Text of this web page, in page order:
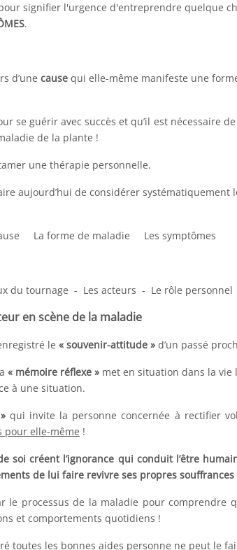
signifier l'urgence d'entreprendre quelque
.
d’une cause qui elle-même manifeste une
se guérir avec succès et qu’il est nécessaire
de la plante !
une thérapie personnelle.
aujourd’hui de considérer systématiquement
La forme de maladie Les symptômes
du tournage - Les acteurs - Le rôle personnel
en scène de la maladie
le « souvenir-attitude » d’un passé
« mémoire réflexe » met en situation dans la vie
à une situation.
qui invite la personne concernée à rectifier
pour elle-même !
soi créent l’ignorance qui conduit l’être
de lui faire revivre ses propres souffrances
le processus de la maladie pour comprendre
et comportements quotidiens !
toutes les bonnes aides personne ne peut le